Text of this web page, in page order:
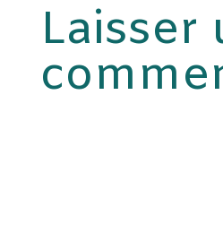
Laisser